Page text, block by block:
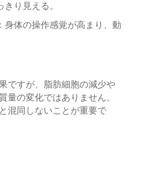
り見える。
身体の操作感覚が高まり、動
ですが、脂肪細胞の減少や
量の変化ではありません。
混同しないことが重要で